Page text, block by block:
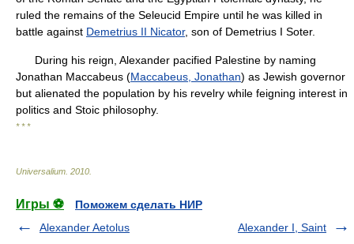
ruled the remains of the Seleucid Empire until he was killed in
battle against Demetrius II Nicator, son of Demetrius I Soter.
During his reign, Alexander pacified Palestine by naming
Jonathan Maccabeus (Maccabeus, Jonathan) as Jewish governor
but alienated the population by his revelry while feigning interest in
politics and Stoic philosophy.
* * *
Universalium 2010
Игры ⚽
Поможем сделать НИР
Alexander Aetolus
Alexander I, Saint